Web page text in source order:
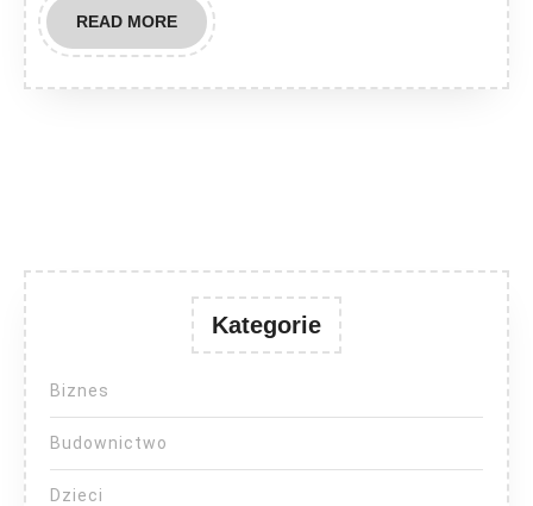
READ MOREREAD
MORE
Kategorie
Biznes
Budownictwo
Dzieci